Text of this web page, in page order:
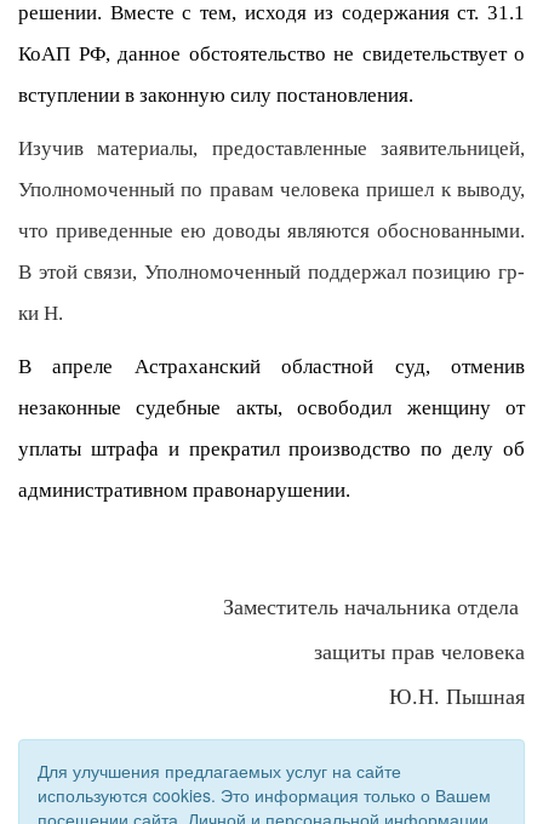
решении. Вместе с тем, исходя из содержания ст. 31.1
КоАП РФ, данное обстоятельство не свидетельствует о
вступлении в законную силу постановления.
Изучив материалы, предоставленные заявительницей,
Уполномоченный по правам человека пришел к выводу,
что приведенные ею доводы являются обоснованными.
В этой связи, Уполномоченный поддержал позицию гр-
ки Н.
В апреле Астраханский областной суд, отменив
незаконные судебные акты, освободил женщину от
уплаты штрафа и прекратил производство по делу об
административном правонарушении.
Заместитель начальника отдела
защиты прав человека
Ю.Н. Пышная
Для улучшения предлагаемых услуг на сайте
используются cookies. Это информация только о Вашем
посещении сайта. Личной и персональной информации